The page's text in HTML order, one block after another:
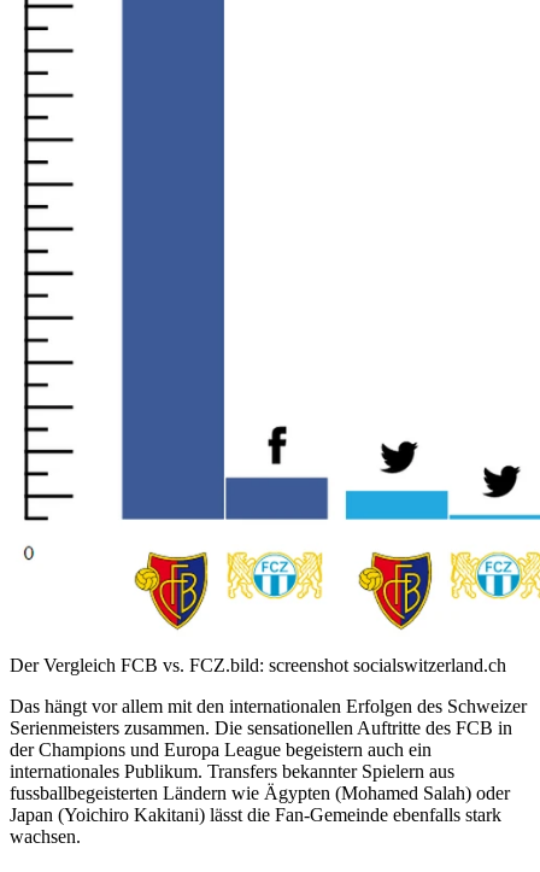
Der Vergleich FCB vs. FCZ.bild: screenshot socialswitzerland.ch
Das hängt vor allem mit den internationalen Erfolgen des Schweizer
Serienmeisters zusammen. Die sensationellen Auftritte des FCB in
der Champions und Europa League begeistern auch ein
internationales Publikum. Transfers bekannter Spielern aus
fussballbegeisterten Ländern wie Ägypten (Mohamed Salah) oder
Japan (Yoichiro Kakitani) lässt die Fan-Gemeinde ebenfalls stark
wachsen.